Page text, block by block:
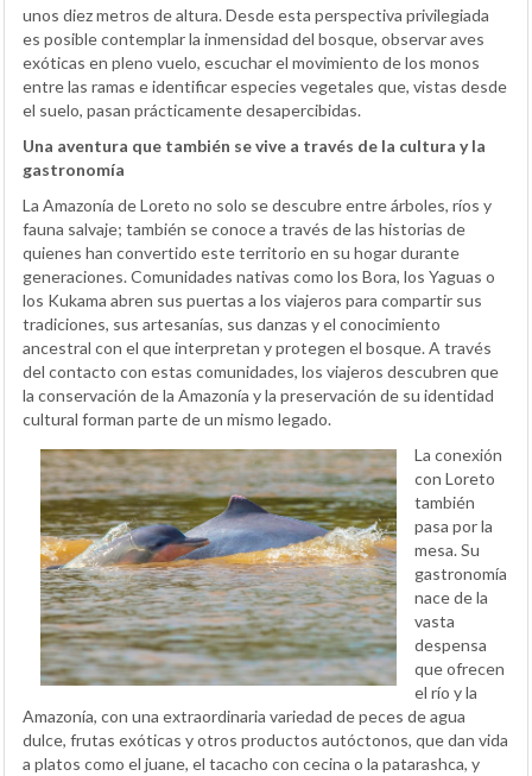
unos diez metros de altura. Desde esta perspectiva privilegiada
es posible contemplar la inmensidad del bosque, observar aves
exóticas en pleno vuelo, escuchar el movimiento de los monos
entre las ramas e identificar especies vegetales que, vistas desde
el suelo, pasan prácticamente desapercibidas.
Una aventura que también se vive a través de la cultura y la
gastronomía
La Amazonía de Loreto no solo se descubre entre árboles, ríos y
fauna salvaje; también se conoce a través de las historias de
quienes han convertido este territorio en su hogar durante
generaciones. Comunidades nativas como los Bora, los Yaguas o
los Kukama abren sus puertas a los viajeros para compartir sus
tradiciones, sus artesanías, sus danzas y el conocimiento
ancestral con el que interpretan y protegen el bosque. A través
del contacto con estas comunidades, los viajeros descubren que
la conservación de la Amazonía y la preservación de su identidad
cultural forman parte de un mismo legado.
La conexión
con Loreto
también
pasa por la
mesa. Su
gastronomía
nace de la
vasta
despensa
que ofrecen
el río y la
Amazonía, con una extraordinaria variedad de peces de agua
dulce, frutas exóticas y otros productos autóctonos, que dan vida
a platos como el juane, el tacacho con cecina o la patarashca, y